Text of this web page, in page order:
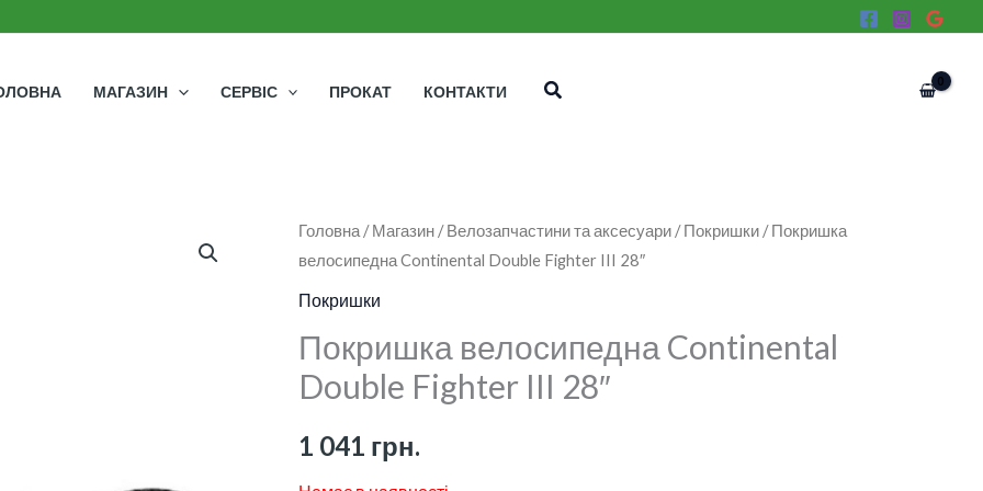
МАГАЗИН СЕРВІС ПРОКАТ КОНТАКТИ Пошук
Головна /Магазин /Велозапчастини та аксесуари /Покришки / Покришка
велосипедна Continental Double Fighter III 28″
Покришки
Покришка велосипедна Continental
Double Fighter III 28″
1 041 грн.